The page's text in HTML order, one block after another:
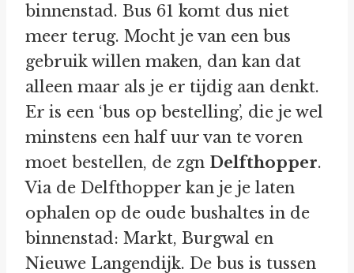
binnenstad. Bus 61 komt dus niet
meer terug. Mocht je van een bus
gebruik willen maken, dan kan dat
alleen maar als je er tijdig aan denkt.
Er is een ‘bus op bestelling’, die je wel
minstens een half uur van te voren
moet bestellen, de zgn Delfthopper.
Via de Delfthopper kan je je laten
ophalen op de oude bushaltes in de
binnenstad: Markt, Burgwal en
Nieuwe Langendijk. De bus is tussen